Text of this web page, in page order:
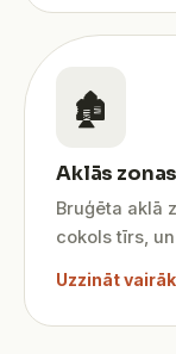
🏚️
Aklās
Bruģēta aklā
cokols tīrs,
Uzzināt